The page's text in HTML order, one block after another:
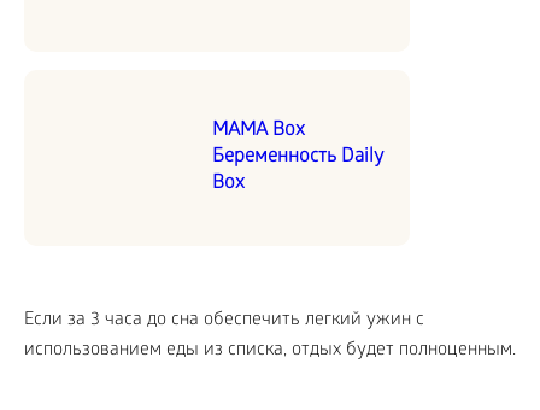
MAMA Box
Беременность Daily
Box
Если за 3 часа до сна обеспечить легкий ужин с
использованием еды из списка, отдых будет полноценным.